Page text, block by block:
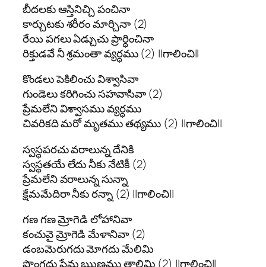
బీదలకు ఆస్తినిచ్చి పంచినా
కార్చుటకు శరీరం మార్చినా (2)
రేయి పగలు ఏడ్చుచు ప్రార్ధించినా
రిక్తుడవే నీ శ్రమంతా వ్యర్ధము (2) ||గాలించి||
కొండలు పెకిలించు విశ్వాసివా
గుండెలు కరిగించు సహవాసివా (2)
ప్రేమలేని విశ్వాసము వ్యర్ధము
చివరికది మరో మృతము తథ్యము (2) ||గాలించి||
స్వస్థపరచు వరాలున్న దేనికి
స్వస్థతయే లేదు నీకు నేటికీ (2)
ప్రేమలేని వరాలున్న సున్నా
క్షేమమేదిరా నీకు రన్నా (2) ||గాలించి||
గణ గణ మ్రోగెడి లోహానివా
కంచువై మ్రోగెడి మేళానివా (2)
డంబమెరుగదు మోగదు మేలిమి
పొంగదు ప్రేమ ఋణము తాలిమి (2) ||గాలించి||